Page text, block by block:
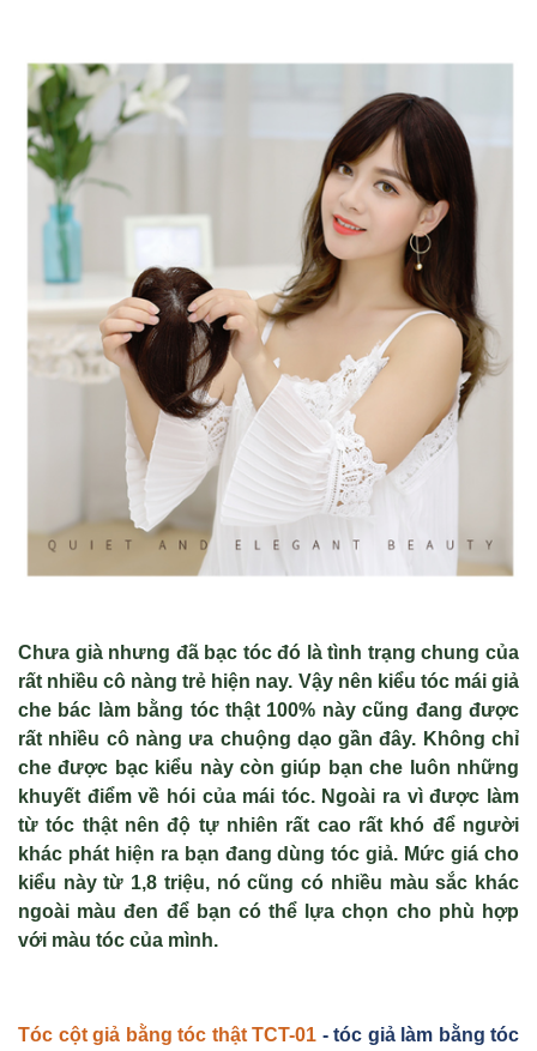
Chưa già nhưng đã bạc tóc đó là tình trạng chung của
rất nhiều cô nàng trẻ hiện nay. Vậy nên kiểu tóc mái giả
che bác làm bằng tóc thật 100% này cũng đang được
rất nhiều cô nàng ưa chuộng dạo gần đây. Không chỉ
che được bạc kiểu này còn giúp bạn che luôn những
khuyết điểm về hói của mái tóc. Ngoài ra vì được làm
từ tóc thật nên độ tự nhiên rất cao rất khó để người
khác phát hiện ra bạn đang dùng tóc giả. Mức giá cho
kiểu này từ 1,8 triệu, nó cũng có nhiều màu sắc khác
ngoài màu đen để bạn có thể lựa chọn cho phù hợp
với màu tóc của mình.
Tóc cột giả bằng tóc thật TCT-01 - tóc giả làm bằng tóc